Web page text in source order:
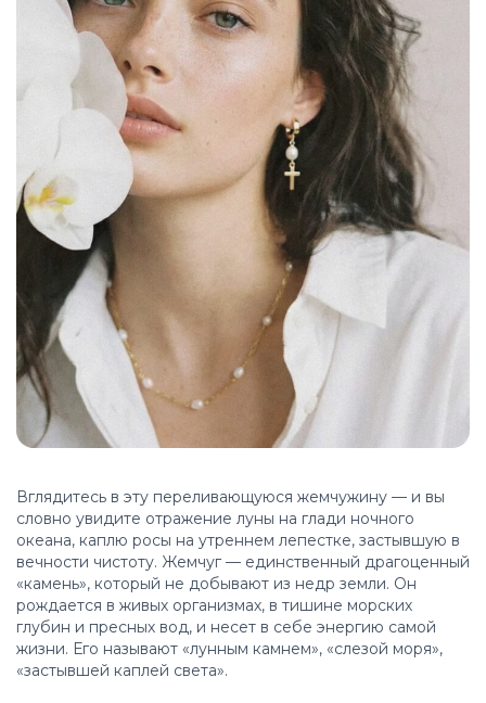
Вглядитесь в эту переливающуюся жемчужину — и вы
словно увидите отражение луны на глади ночного
океана, каплю росы на утреннем лепестке, застывшую в
вечности чистоту. Жемчуг — единственный драгоценный
«камень», который не добывают из недр земли. Он
рождается в живых организмах, в тишине морских
глубин и пресных вод, и несет в себе энергию самой
жизни. Его называют «лунным камнем», «слезой моря»,
«застывшей каплей света».